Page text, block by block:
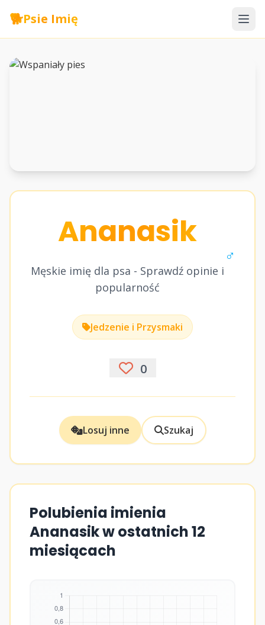
🐕Psie Imię
Ananasik
Męskie imię dla psa - Sprawdź opinie i
popularność
♂
Jedzenie i Przysmaki
0
Losuj inne Szukaj
Polubienia imienia
Ananasik w ostatnich 12
miesiącach